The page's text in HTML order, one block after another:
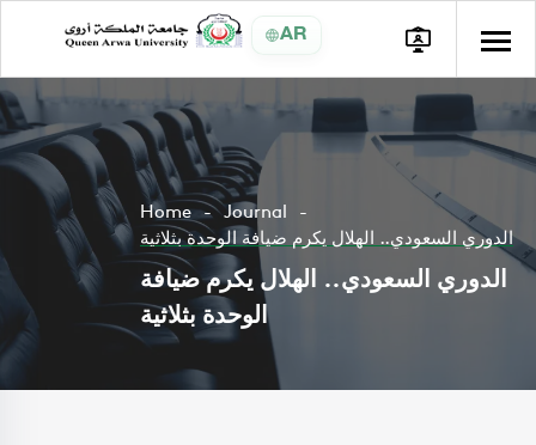
AR
Home
Journal
الدوري السعودي.. الهلال يكرم ضيافة الوحدة بثلاثية
الدوري السعودي.. الهلال يكرم ضيافة
الوحدة بثلاثية